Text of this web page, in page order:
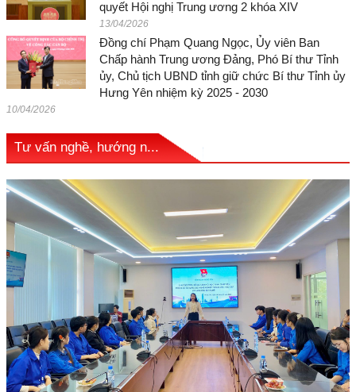
quyết Hội nghị Trung ương 2 khóa XIV
13/04/2026
Đồng chí Phạm Quang Ngọc, Ủy viên Ban
Chấp hành Trung ương Đảng, Phó Bí thư Tỉnh
ủy, Chủ tịch UBND tỉnh giữ chức Bí thư Tỉnh ủy
Hưng Yên nhiệm kỳ 2025 - 2030
10/04/2026
Tư vấn nghề, hướng n...